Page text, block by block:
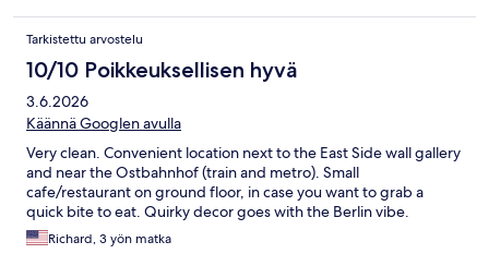
Tarkistettu arvostelu
10/10 Poikkeuksellisen hyvä
3.6.2026
Käännä Googlen avulla
Very clean. Convenient location next to the East Side wall gallery
and near the Ostbahnhof (train and metro). Small
cafe/restaurant on ground floor, in case you want to grab a
quick bite to eat. Quirky decor goes with the Berlin vibe.
Richard, 3 yön matka